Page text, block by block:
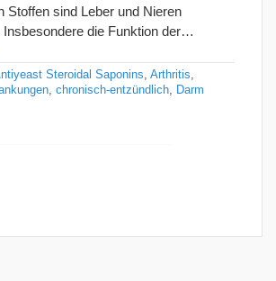
Stoffen sind Leber und Nieren
Insbesondere die Funktion der…
Steroidal Saponins Arthritis
chronisch-entzündlich Darm